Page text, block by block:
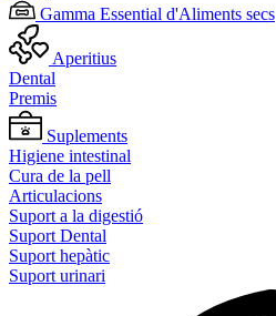
Gamma Essential d'Aliments secs
Aperitius
Dental
Premis
Suplements
Higiene intestinal
Cura de la pell
Articulacions
Suport a la digestió
Suport Dental
Suport hepàtic
Suport urinari